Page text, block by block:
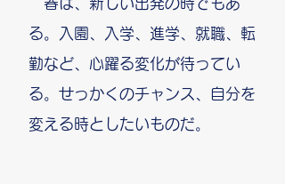
春は、新しい出発の時でもあ
る。入園、入学、進学、就職、転
勤など、心躍る変化が待ってい
る。せっかくのチャンス、自分を
変える時としたいものだ。